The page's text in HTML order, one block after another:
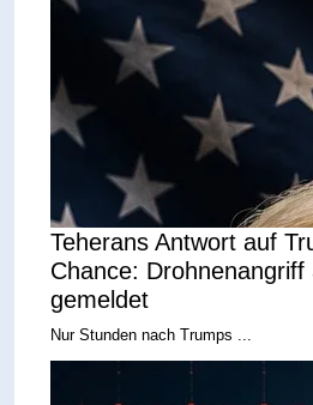
Teherans Antwort auf
Chance: Drohnenangriff
gemeldet
Nur Stunden nach Trumps ...